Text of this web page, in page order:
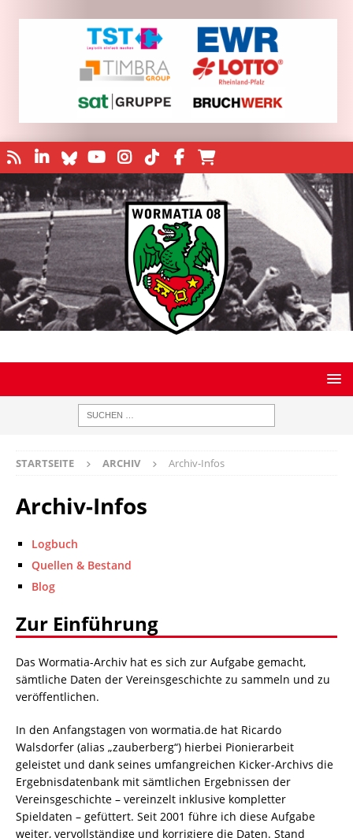
STARTSEITE ARCHIV Archiv-Infos
Archiv-Infos
Logbuch
Quellen & Bestand
Blog
Zur Einführung
Das Wormatia-Archiv hat es sich zur Aufgabe gemacht,
sämtliche Daten der Vereinsgeschichte zu sammeln und zu
veröffentlichen.
In den Anfangstagen von wormatia.de hat Ricardo
Walsdorfer (alias „zauberberg“) hierbei Pionierarbeit
geleistet und dank seines umfangreichen Kicker-Archivs die
Ergebnisdatenbank mit sämtlichen Ergebnissen der
Vereinsgeschichte – vereinzelt inklusive kompletter
Spieldaten – gefüttert. Seit 2001 führe ich diese Aufgabe
weiter, vervollständige und korrigiere die Daten. Stand